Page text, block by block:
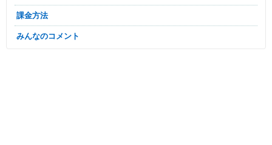
課金方法
みんなのコメント